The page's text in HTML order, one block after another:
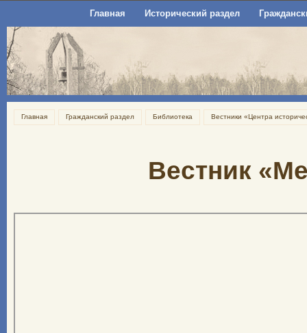
Главная Исторический раздел
Главная Гражданский раздел Библиотека Вестники «Центра
Вестник